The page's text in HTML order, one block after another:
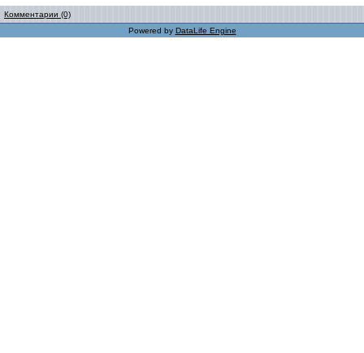
Комментарии (0)
Powered by DataLife Engine